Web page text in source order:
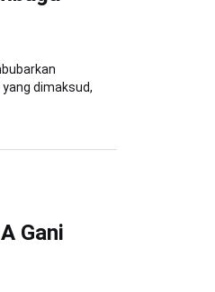
dimaksud,
Gani